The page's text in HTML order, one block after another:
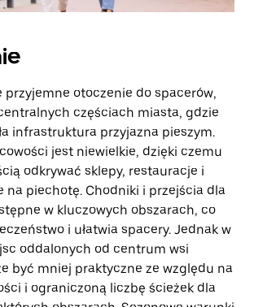
przyjemne otoczenie do spacerów,
częściach miasta, gdzie
infrastruktura przyjazna pieszym.
jest niewielkie, dzięki czemu
odkrywać sklepy, restauracje i
na piechotę. Chodniki i przejścia dla
w kluczowych obszarach, co
i ułatwia spacery. Jednak w
oddalonych od centrum wsi
być mniej praktyczne ze względu na
i ograniczoną liczbę ścieżek dla